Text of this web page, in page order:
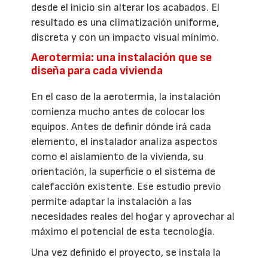
desde el inicio sin alterar los acabados. El
resultado es una climatización uniforme,
discreta y con un impacto visual mínimo.
Aerotermia: una instalación que se
diseña para cada vivienda
En el caso de la aerotermia, la instalación
comienza mucho antes de colocar los
equipos. Antes de definir dónde irá cada
elemento, el instalador analiza aspectos
como el aislamiento de la vivienda, su
orientación, la superficie o el sistema de
calefacción existente. Ese estudio previo
permite adaptar la instalación a las
necesidades reales del hogar y aprovechar al
máximo el potencial de esta tecnología.
Una vez definido el proyecto, se instala la